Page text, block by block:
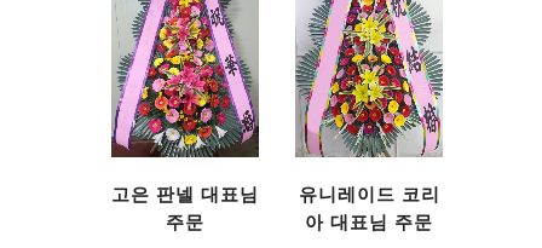
고은 판넬 대표님
주문
유니레이드 코리
아 대표님 주문